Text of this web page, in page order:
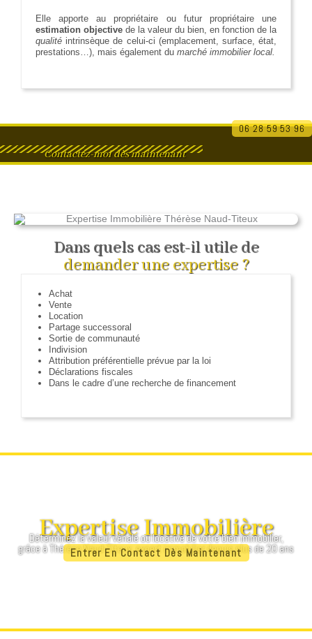
Elle apporte au propriétaire ou futur propriétaire une
estimation objective de la valeur du bien, en fonction de la
qualité intrinsèque de celui-ci (emplacement, surface, état,
prestations…), mais également du marché immobilier local.
Contactez-moi dès maintenant
06 28 59 53 96
Dans quels cas est-il utile de
demander une expertise ?
Achat
Vente
Location
Partage successoral
Sortie de communauté
Indivision
Attribution préférentielle prévue par la loi
Déclarations fiscales
Dans le cadre d’une recherche de financement
Expertise Immobilière
Déterminez la valeur vénale ou locative de votre bien immobilier,
grâce à Thérèse Naud-Titeux, expert immobilier depuis plus de 20 ans
Entrer En Contact Dès Maintenant